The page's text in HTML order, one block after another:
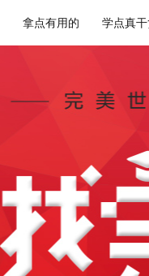
拿点有用的 学点真